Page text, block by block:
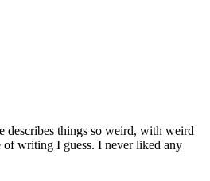
describes things so weird, with weird
of writing I guess. I never liked any